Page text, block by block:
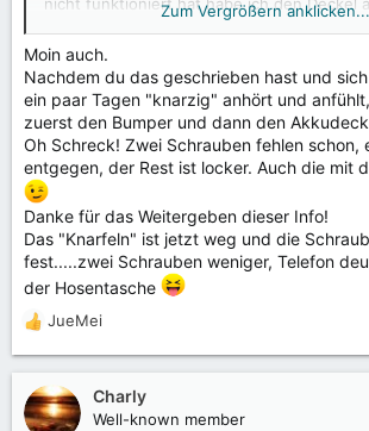
nochmal zu schauen, wo die Spule genau
scheint das Problem bekannt zu sein und
Lösungen gearbeitet. Habt ihr auch solche
gemacht? Ich habe das Gefühl, nachdem
angezogen habe tut Qi generell wieder
Zum Vergrößern
Moin auch.
Nachdem du das geschrieben hast und
ein paar Tagen "knarzig" anhört und
zuerst den Bumper und dann den
Oh Schreck! Zwei Schrauben fehlen schon,
entgegen, der Rest ist locker. Auch die mit
Danke für das Weitergeben dieser Info!
Das "Knarfeln" ist jetzt weg und die
fest.....zwei Schrauben weniger, Telefon
der Hosentasche
R
e
a
k
t
JueMei
Charly
Well-known member